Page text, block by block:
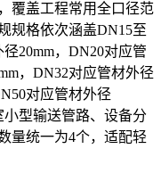
覆盖工程常用全口径范
规格依次涵盖DN15至
20mm，DN20对应管
，DN32对应管材外径
对应管材外径
型输送管路、设备分
量统一为4个，适配轻